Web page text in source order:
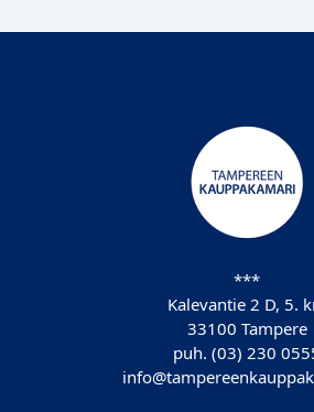
***
Kalevantie 2 D, 5.
33100 Tampere
puh. (03) 230